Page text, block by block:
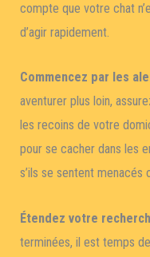
compte que votre chat
d’agir rapidement.
Commencez par les
aventurer plus loin,
les recoins de votre
pour se cacher dans les
s’ils se sentent menacés
Étendez votre
terminées, il est temps